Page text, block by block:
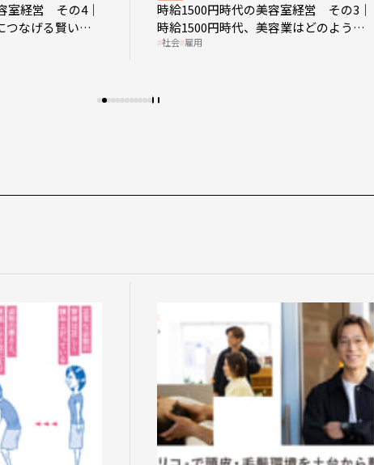
室経営 その4｜
つなげる賢い助
時給1500円時代の美容室経営 その3｜
時給1500円時代、美容業はどのような
影響を受けるのか？
社会 雇用